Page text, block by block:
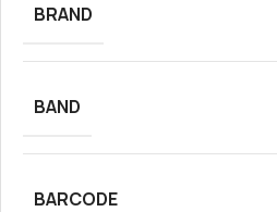
BRAND
BAND
BARCODE